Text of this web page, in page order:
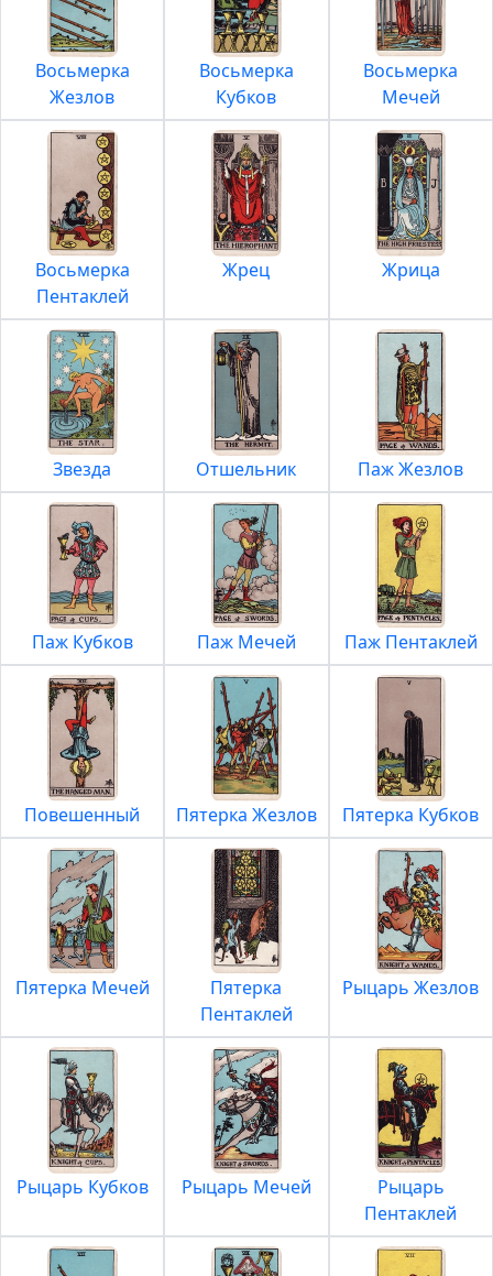
Восьмерка
Жезлов
Восьмерка
Кубков
Восьмерка
Мечей
Восьмерка
Пентаклей
Жрец Жрица
Звезда Отшельник Паж Жезлов
Паж Кубков Паж Мечей Паж Пентаклей
Повешенный Пятерка Жезлов Пятерка Кубков
Пятерка Мечей
Пятерка
Пентаклей
Рыцарь Жезлов
Рыцарь Кубков Рыцарь Мечей
Рыцарь
Пентаклей